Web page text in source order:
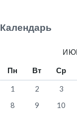
Календарь
Пн Вт Ср
1 2 3
8
9 10